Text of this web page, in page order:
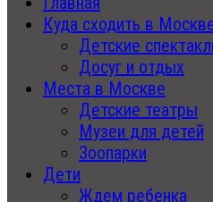
Куда сходить в
Детские
Досуг и отдых
Места в Москве
Детские театры
Музеи для детей
Зоопарки
Дети
Ждем ребенка